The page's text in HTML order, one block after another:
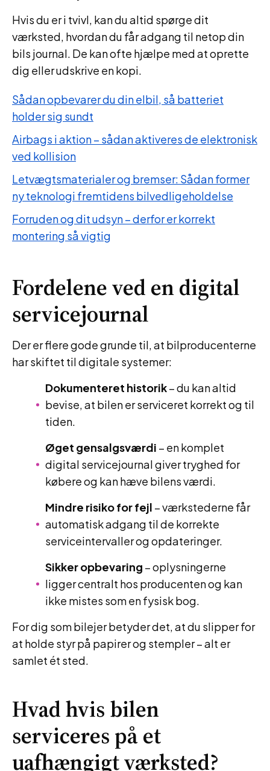
Hvis du er i tvivl, kan du altid spørge dit
værksted, hvordan du får adgang til netop din
bils journal. De kan ofte hjælpe med at oprette
dig eller udskrive en kopi.
Sådan opbevarer du din elbil, så batteriet
holder sig sundt
Airbags i aktion – sådan aktiveres de elektronisk
ved kollision
Letvægtsmaterialer og bremser: Sådan former
ny teknologi fremtidens bilvedligeholdelse
Forruden og dit udsyn – derfor er korrekt
montering så vigtig
Fordelene ved en digital
servicejournal
Der er flere gode grunde til, at bilproducenterne
har skiftet til digitale systemer:
Dokumenteret historik– du kan altid
bevise, at bilen er serviceret korrekt og til
tiden.
Øget gensalgsværdi – en komplet
digital servicejournal giver tryghed for
købere og kan hæve bilens værdi.
Mindre risiko for fejl – værkstederne får
automatisk adgang til de korrekte
serviceintervaller og opdateringer.
Sikker opbevaring – oplysningerne
ligger centralt hos producenten og kan
ikke mistes som en fysisk bog.
For dig som bilejer betyder det, at du slipper for
at holde styr på papirer og stempler – alt er
samlet ét sted.
Hvad hvis bilen
serviceres på et
uafhængigt værksted?